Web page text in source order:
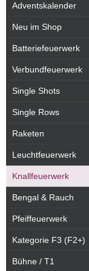
Adventskalender
Neu im Shop
Batteriefeuerwerk
Verbundfeuerwerk
Single Shots
Single Rows
Raketen
Leuchtfeuerwerk
Knallfeuerwerk
Bengal & Rauch
Pfeiffeuerwerk
Kategorie F3 (F2+)
Bühne / T1